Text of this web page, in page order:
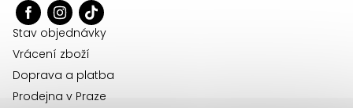
Stav objednávky
Vrácení zboží
Doprava a platba
Prodejna v Praze